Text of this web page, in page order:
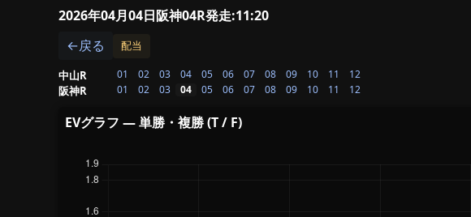
2026年04月04日阪神04R発走:11:20
←戻る
配当
中山R 01 02 03 04 05 06 07 08 09 10 11 12
阪神R 01 02 03 04 05 06 07 08 09 10 11 12
EVグラフ — 単勝・複勝 (T / F)